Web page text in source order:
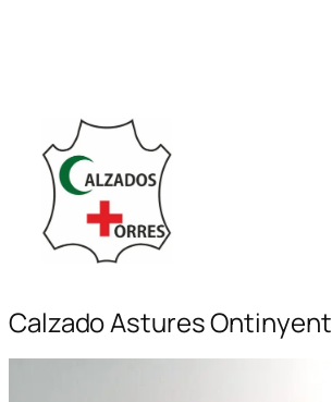
Calzado Astures Ontinyent